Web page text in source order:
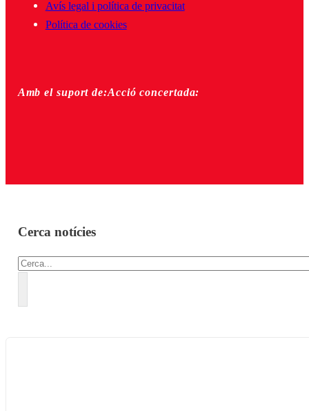
Avís legal i política de privacitat
Política de cookies
Amb el suport de:Acció concertada:
Cerca notícies
Cercar